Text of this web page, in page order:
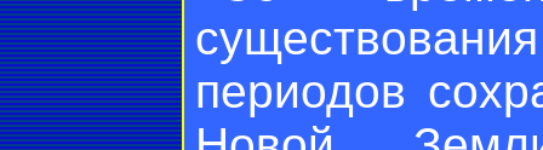
периодов